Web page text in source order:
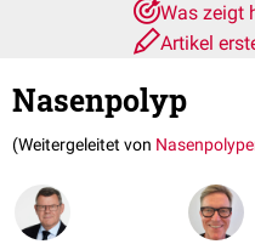
Was zeigt
Artikel
Nasenpolyp
(Weitergeleitet von